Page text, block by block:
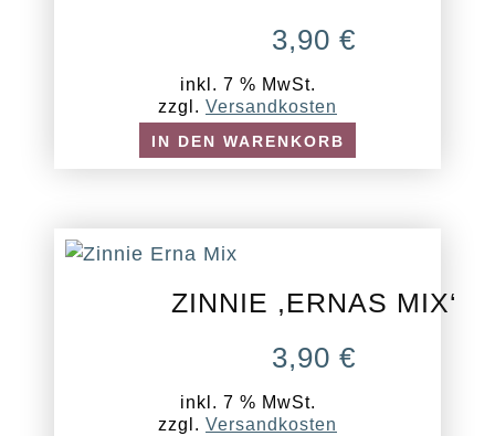
3,90€
inkl. 7 % MwSt.
zzgl. Versandkosten
IN DEN WARENKORB
ZINNIE ,ERNAS MIX‘
3,90€
inkl. 7 % MwSt.
zzgl. Versandkosten